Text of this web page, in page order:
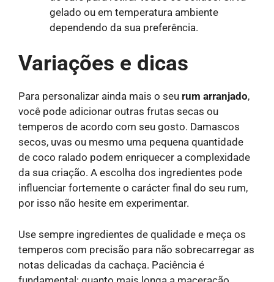
gelado ou em temperatura ambiente
dependendo da sua preferência.
Variações e dicas
Para personalizar ainda mais o seu rum arranjado,
você pode adicionar outras frutas secas ou
temperos de acordo com seu gosto. Damascos
secos, uvas ou mesmo uma pequena quantidade
de coco ralado podem enriquecer a complexidade
da sua criação. A escolha dos ingredientes pode
influenciar fortemente o carácter final do seu rum,
por isso não hesite em experimentar.
Use sempre ingredientes de qualidade e meça os
temperos com precisão para não sobrecarregar as
notas delicadas da cachaça. Paciência é